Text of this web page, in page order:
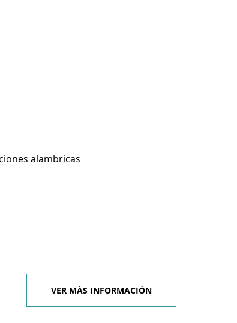
alambricas
VER MÁS INFORMACIÓN